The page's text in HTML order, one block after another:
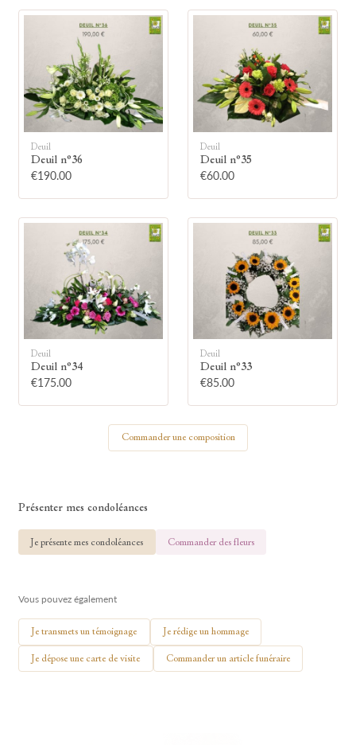
Allumez une bougie
Montrez votre soutien à la famille en
allumant symboliquement une bougie.
Votre prénom
Deuil
Deuil n°36
€190.00
Deuil
Deuil n°35
€60.00
Deuil
Deuil n°34
€175.00
Deuil
Deuil n°33
€85.00
Commander une composition
Présenter mes condoléances
Je présente mes condoléances Commander des fleurs
Vous pouvez également
Je transmets un témoignage Je rédige un hommage
Je dépose une carte de visite Commander un article funéraire